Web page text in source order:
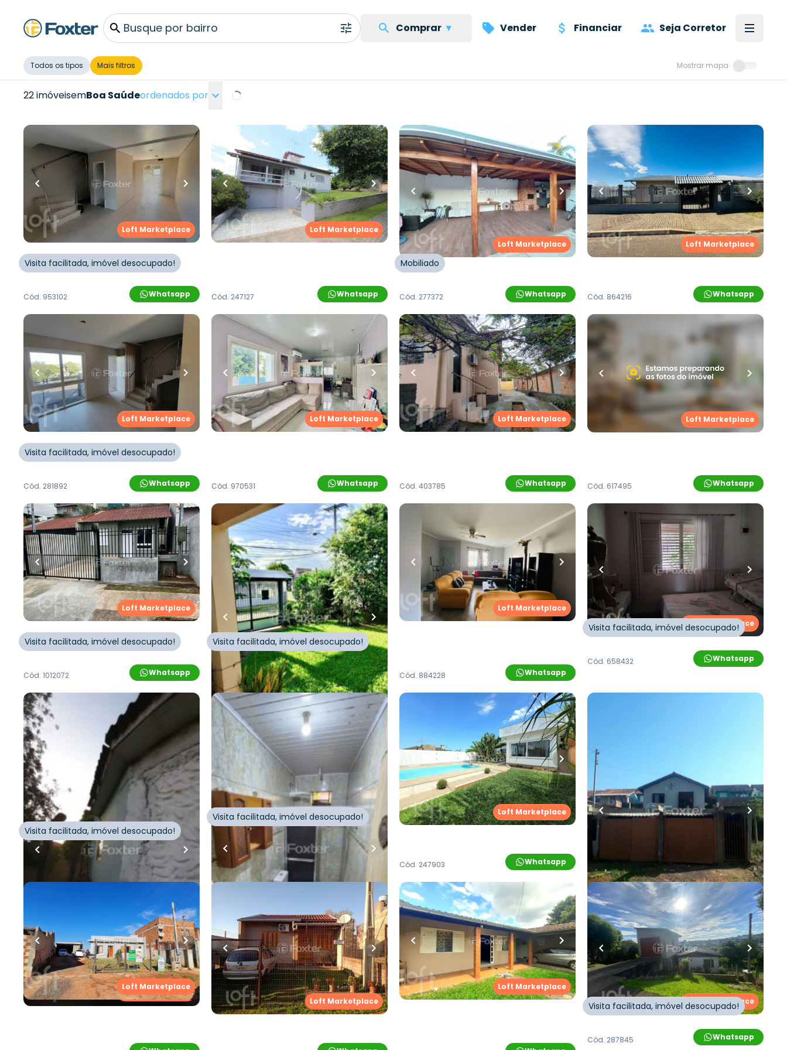
Busque por bairro Comprar ▾ Vender Financiar Seja Corretor
Todos os tipos Mais filtros Mostrar mapa
22 imóveisemBoa Saúdeordenados por
Loft Marketplace
R$440.000,00
99m²• quartos banheiros
vagas
Casa
Rua Tuparaí, Boa Saúde,Novo
Hamburgo
Visita facilitada, imóvel desocupado!
Whatsapp
Cód. 953102
Loft Marketplace
R$ 619.000,00
167 m²•3quartos•1banheiro•
1vaga
Casa
Avenida Pedro Quaresma da Silva,Boa
Saúde
Novo Hamburgo
Whatsapp
Cód. 247127
Loft Marketplace
R$570.000,00
182m²•4quartos•2banheiros•
Casa
Rua das Araucárias
Boa Saúde ,Novo
Hamburgo
Mobiliado
Whatsapp
Cód. 277372
Loft Marketplace
R$520.000,00
m²•3quartos•1banheiro•
2vagas
Casa
Rua Bruno Dienstmann,Boa Saúde,
Novo Hamburgo
Whatsapp
Cód. 864216
Loft Marketplace
R$420.000,00
99m²•3quartos 1banheiro•
vagas
Casa
Rua Tuparaí,Boa Saúde,Novo
Hamburgo
Visita facilitada, imóvel desocupado!
Whatsapp
Cód. 281892
Loft Marketplace
R$530.000,00
m²•2 quartos•1 banheiro•
vagas
Casa
Rua Ildefonso Torres Garcia,Boa
Saúde,Novo Hamburgo
Whatsapp
Cód. 970531
Loft Marketplace
R$371.000,00
171m²•2 quartos•1banheiro•
3
vagas
Casa
Rua Erion Julio Heller,Boa Saúde,Novo
Hamburgo
Whatsapp
Cód. 403785
Loft Marketplace
R$ 589.900,00
quartos banheiros
vagas
Rua Santo Augusto
Boa Saúde,Novo
Whatsapp
Cód. 617495
Loft Marketplace
R$208.900,00
49m²•2quartos• 1banheiro •
0vagas
Casa
Rua Milton João Heinle,Boa Saúde,
Novo Hamburgo
Visita facilitada, imóvel desocupado!
Whatsapp
Cód. 1012072
Loft Marketplace
R$350.000,00
m²•2quartos•1banheiro•
vagas
Casa
Rua do Bosque, Boa Saúde,Novo
Hamburgo
Visita facilitada, imóvel desocupado!
Whatsapp
Cód. 1004802
Loft Marketplace
395.000,00
quartos•1banheiro•
vaga
Casa
Rua do Bosque ,Boa Saúde,Novo
Hamburgo
Whatsapp
Cód. 884228
Loft Marketplace
R$ 350.000,00
55m² quartos•1banheiro
Casa
Rua Nelson Sá
Boa Saúde
Novo
Hamburgo
Visita facilitada, imóvel desocupado!
Whatsapp
Cód. 658432
Loft Marketplace
R$280.000,00
100m² • quartos• banheiro
0vagas
Casa
Rua Marte, Boa Saúde,Novo
Hamburgo
Visita facilitada, imóvel desocupado!
Whatsapp
Loft Marketplace
R$290.000,00
130 m²• 3quartos•1banheiro•
vaga
Casa
Rua Taim
Boa Saúde Novo Hamburgo
Visita facilitada, imóvel desocupado!
Whatsapp
Cód. 1004577
Loft Marketplace
549.000,00
m² • quartos •1banheiro•
1vaga
Casa
Rua Fredolino de Souza Soares,Boa
Saúde,Novo Hamburgo
Whatsapp
Cód. 247903
Loft Marketplace
Casa
Rua Lauro Weissheimer
Novo Hamburgo
Whatsapp
Cód.
Loft Marketplace
68m² banheiro•
2vagas
Casa
Avenida Carlos Armando Koch,Boa
Saúde,Novo Hamburgo
Loft Marketplace
•2quartos•1banheiro•
0vagas
Casa
Rua Doutor Carlos Meine,Boa Saúde,
Novo Hamburgo
Loft Marketplace
R$315.000,00
m²•3quartos•1banheiro•
2vagas
Casa
Rua Erion Julio Heller,Boa Saúde,Novo
Hamburgo
Loft Marketplace
R$169.000,00
50m²•1quarto•1 banheiro•0vagas
Casa
Rua Vinte e Dois de Outubro,Boa
Saúde,Novo Hamburgo
Visita facilitada, imóvel desocupado!
Whatsapp
Cód. 287845